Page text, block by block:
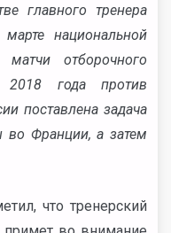
главного тренера
национальной
отборочного
2018 года против
поставлена задача
во Франции, а затем
что тренерский